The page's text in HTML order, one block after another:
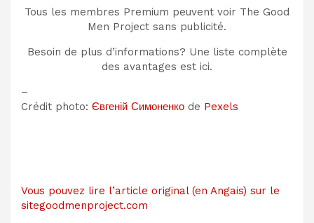
Tous les membres Premium peuvent voir The Good
Men Project sans publicité.
Besoin de plus d’informations? Une liste complète
des avantages est ici.
–
Crédit photo: Євгеній Симоненко de Pexels
Vous pouvez lire l’article original (en Angais) sur le
sitegoodmenproject.com